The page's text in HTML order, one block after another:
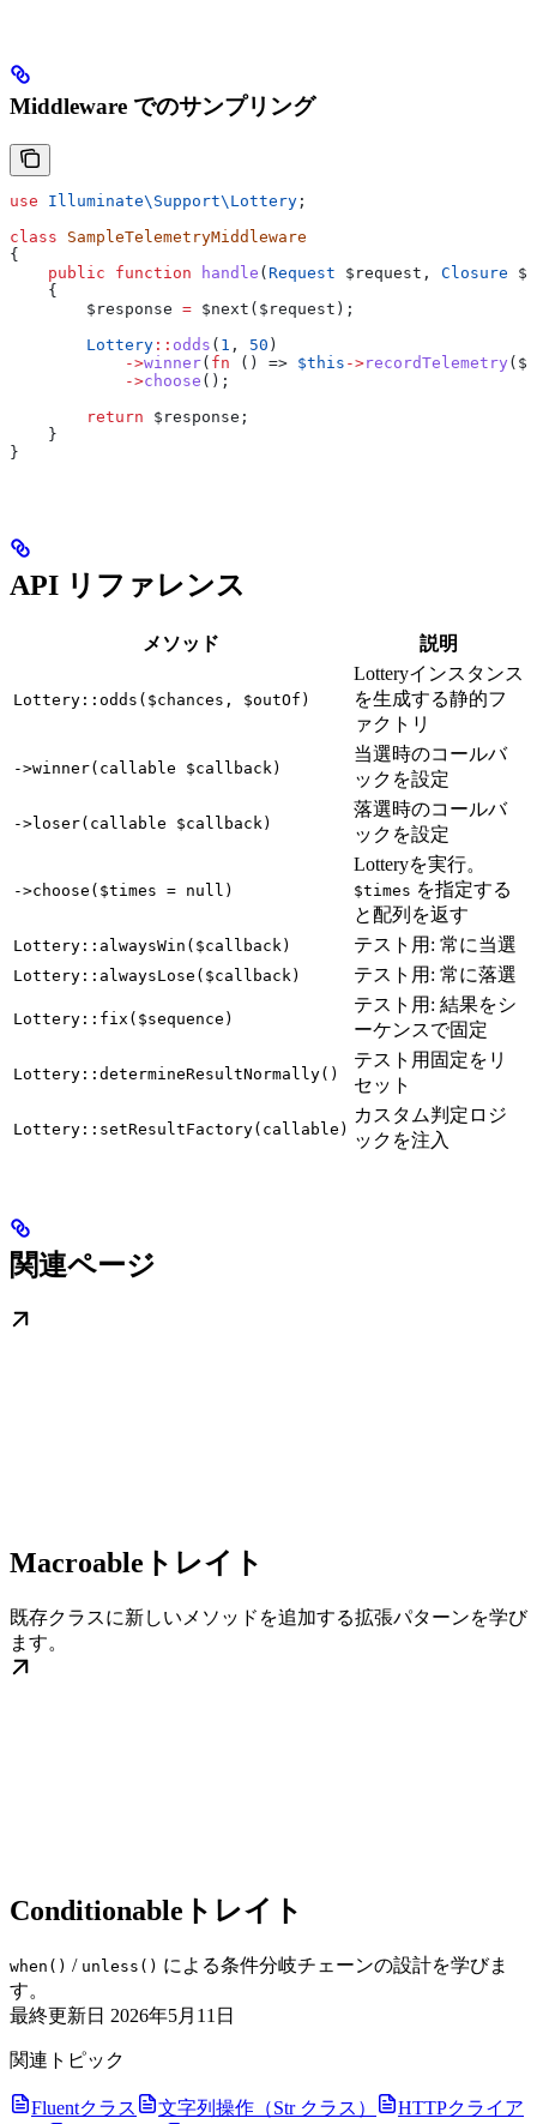
Middleware でのサンプリング
use Illuminate\Support\ Lottery ;
class SampleTelemetryMiddleware
{
    public
function handle ( Request $request , Closure
    {
        $response
= $next ( $request );
        Lottery
:: odds ( 1 , 50 )
            ->
winner( fn () => $this ->recordTelemetry (
            ->
choose ();
        return
$response ;
    }
}
API リファレンス
メソッド 説明
Lottery::odds($chances, $outOf)
Lotteryインスタンス
を生成する静的フ
ァクトリ
->winner(callable $callback)
当選時のコールバ
ックを設定
->loser(callable $callback)
落選時のコールバ
ックを設定
->choose($times = null)
Lotteryを実行。
$times を指定する
と配列を返す
Lottery::alwaysWin($callback) テスト用: 常に当選
Lottery::alwaysLose($callback) テスト用: 常に落選
Lottery::fix($sequence)
テスト用: 結果をシ
ーケンスで固定
Lottery::determineResultNormally()
テスト用固定をリ
セット
Lottery::setResultFactory(callable)
カスタム判定ロジ
ックを注入
関連ページ
Macroableトレイト
既存クラスに新しいメソッドを追加する拡張パターンを学び
ます。
Conditionableトレイト
when() / unless() による条件分岐チェーンの設計を学びま
す。
最終更新日 2026年5月11日
関連トピック
Fluentクラス 文字列操作（Str クラス） HTTPクライア